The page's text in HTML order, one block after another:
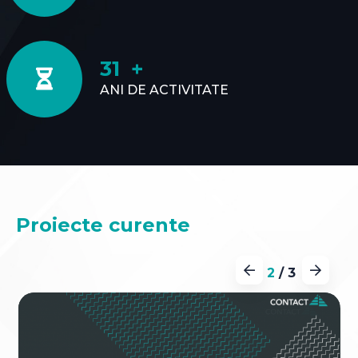
31
ANI DE ACTIVITATE
Proiecte curente
2 / 3